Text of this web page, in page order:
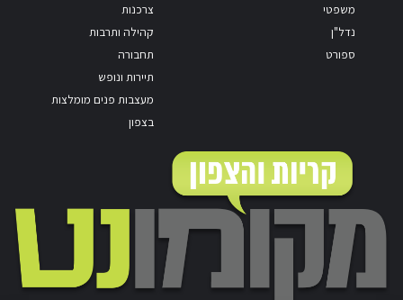
משפטי
נדל"ן
ספורט
צרכנות
קהילה ותרבות
תחבורה
תיירות ונופש
מעצבות פנים מומלצות
בצפון